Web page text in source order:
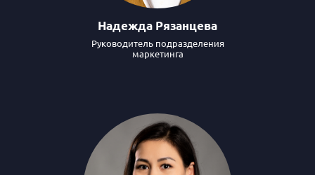
Надежда Рязанцева
Руководитель подразделения
маркетинга